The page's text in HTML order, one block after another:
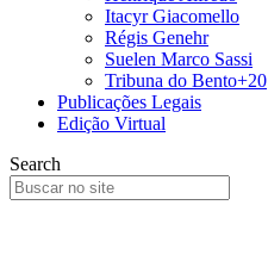
Itacyr Giacomello
Régis Genehr
Suelen Marco Sassi
Tribuna do Bento+20
Publicações Legais
Edição Virtual
Search